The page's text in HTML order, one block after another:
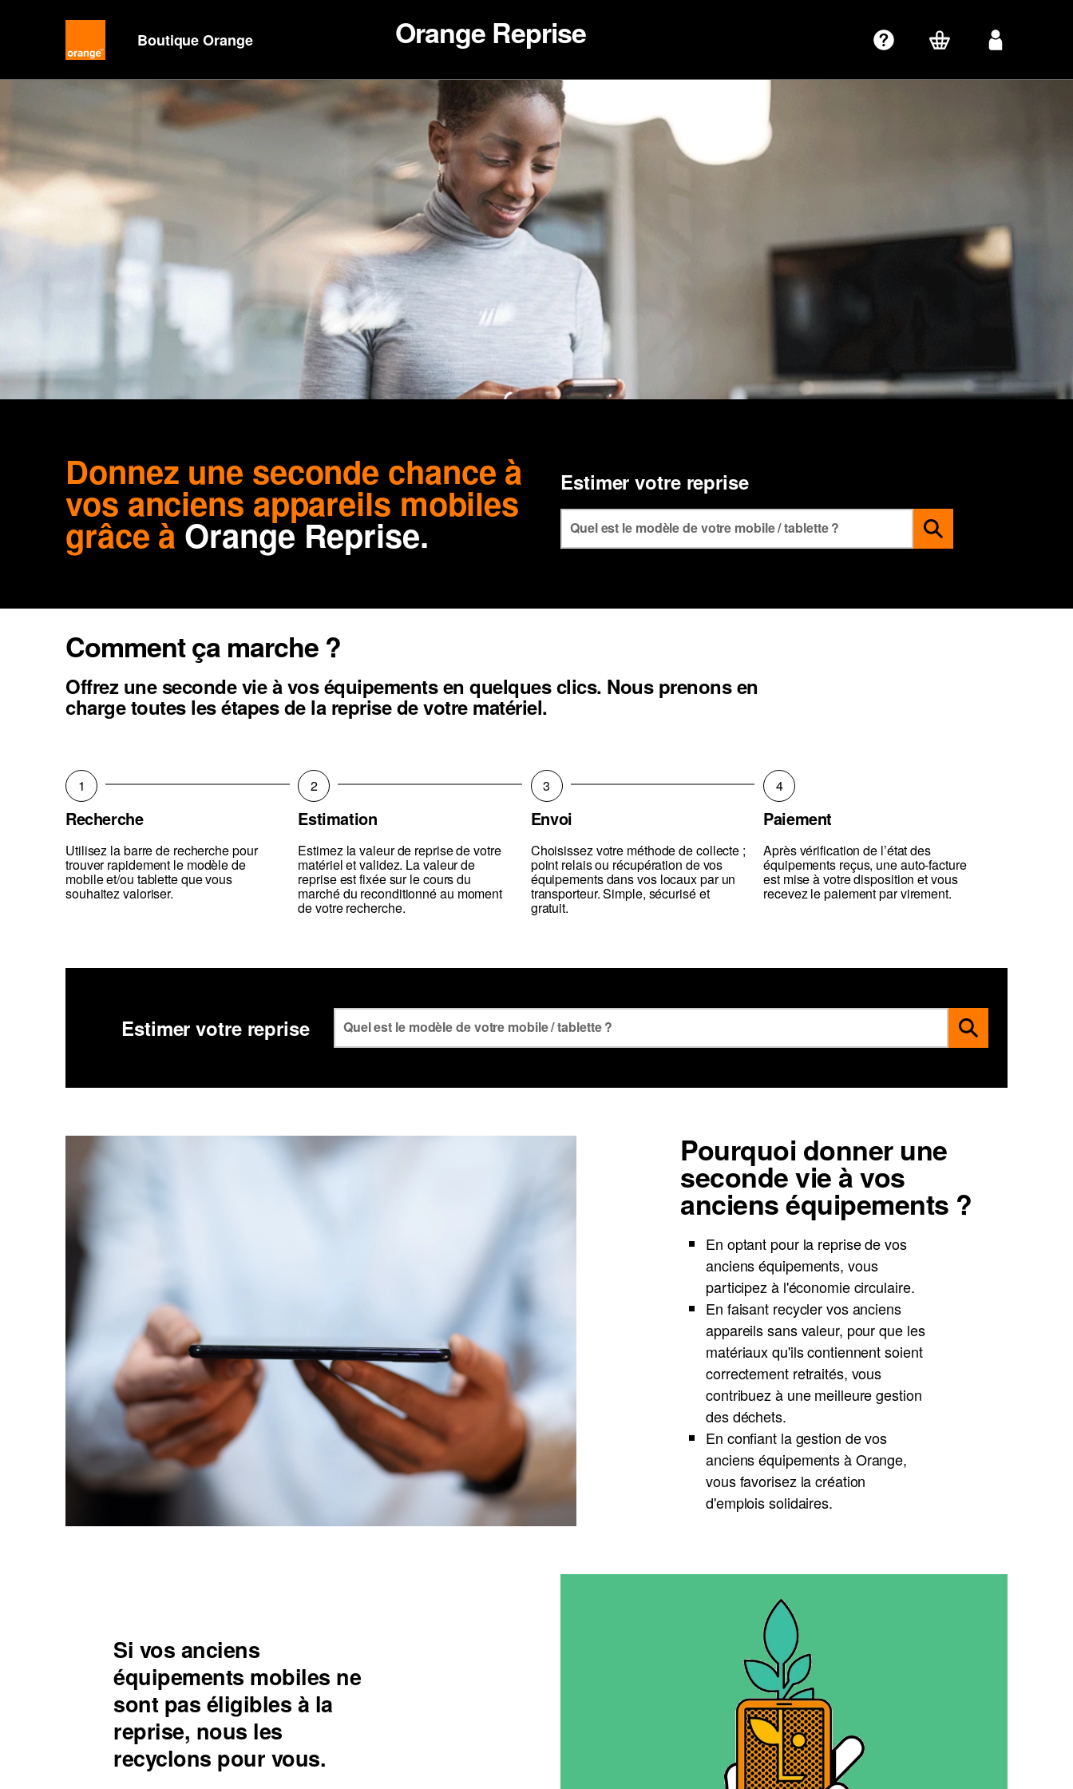
Boutique Orange Orange Reprise
Donnez une seconde chance à
vos anciens appareils mobiles
grâce à Orange Reprise.
Estimer votre reprise
Comment ça marche ?
Offrez une seconde vie à vos équipements en quelques clics. Nous prenons en
charge toutes les étapes de la reprise de votre matériel.
1
Recherche
Utilisez la barre de recherche pour
trouver rapidement le modèle de
mobile et/ou tablette que vous
souhaitez valoriser.
2
Estimation
Estimez la valeur de reprise de votre
matériel et validez. La valeur de
reprise est fixée sur le cours du
marché du reconditionné au moment
de votre recherche.
3
Envoi
Choisissez votre méthode de collecte ;
point relais ou récupération de vos
équipements dans vos locaux par un
transporteur. Simple, sécurisé et
gratuit.
4
Paiement
Après vérification de l’état des
équipements reçus, une auto-facture
est mise à votre disposition et vous
recevez le paiement par virement.
Estimer votre reprise
Pourquoi donner une
seconde vie à vos
anciens équipements ?
En optant pour la reprise de vos
anciens équipements, vous
participez à l'économie circulaire.
En faisant recycler vos anciens
appareils sans valeur, pour que les
matériaux qu'ils contiennent soient
correctement retraités, vous
contribuez à une meilleure gestion
des déchets.
En confiant la gestion de vos
anciens équipements à Orange,
vous favorisez la création
d'emplois solidaires.
Si vos anciens
équipements mobiles ne
sont pas éligibles à la
reprise, nous les
recyclons pour vous.